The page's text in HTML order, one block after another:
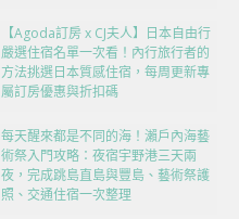
【Agoda訂房 x CJ夫人】日本自由行
嚴選住宿名單一次看！內行旅行者的
方法挑選日本質感住宿，每周更新專
屬訂房優惠與折扣碼
每天醒來都是不同的海！瀨戶內海藝
術祭入門攻略：夜宿宇野港三天兩
夜，完成跳島直島與豐島、藝術祭護
照、交通住宿一次整理